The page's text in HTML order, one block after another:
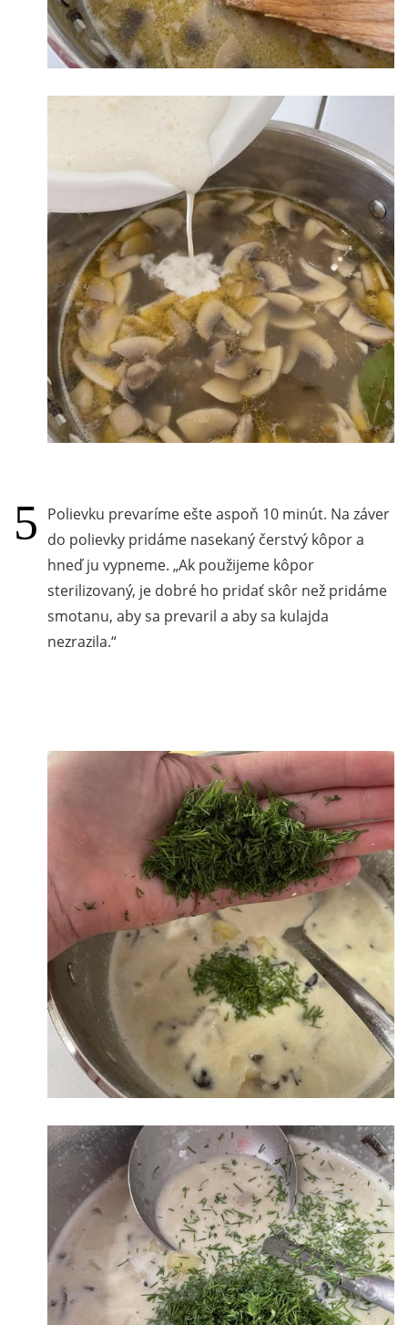
Polievku prevaríme ešte aspoň 10 minút. Na záver
do polievky pridáme nasekaný čerstvý kôpor a
hneď ju vypneme. Ak použijeme kôpor
sterilizovaný, je dobré ho pridať skôr než pridáme
smotanu, aby sa prevaril a aby sa kulajda
nezrazila.